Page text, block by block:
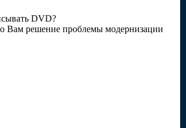
DVD?
Вам решение проблемы модернизации